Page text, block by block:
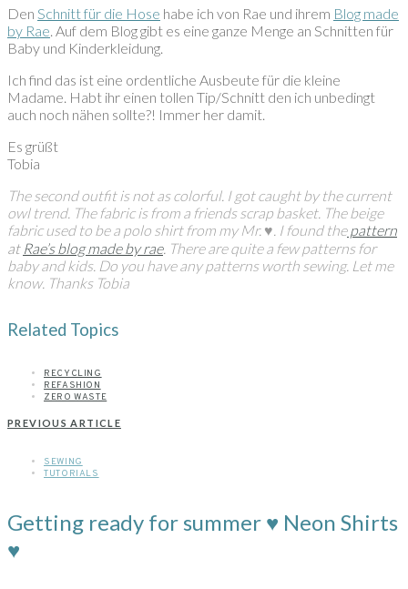
Den Schnitt für die Hose habe ich von Rae und ihrem Blog made
by Rae. Auf dem Blog gibt es eine ganze Menge an Schnitten für
Baby und Kinderkleidung.
Ich find das ist eine ordentliche Ausbeute für die kleine
Madame. Habt ihr einen tollen Tip/Schnitt den ich unbedingt
auch noch nähen sollte?! Immer her damit.
Es grüßt
Tobia
The second outfit is not as colorful. I got caught by the current
owl trend. The fabric is from a friends scrap basket. The beige
fabric used to be a polo shirt from my Mr. ♥. I found thepattern
at Rae’s blog made by rae. There are quite a few patterns for
baby and kids. Do you have any patterns worth sewing. Let me
know. Thanks Tobia
Related Topics
RECYCLING
REFASHION
ZERO WASTE
PREVIOUS ARTICLE
SEWING
TUTORIALS
Getting ready for summer ♥ Neon Shirts
♥